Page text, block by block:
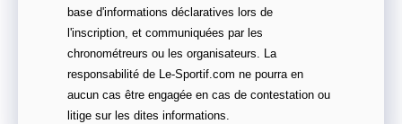
base d'informations déclaratives lors de
l'inscription, et communiquées par les
chronométreurs ou les organisateurs. La
responsabilité de Le-Sportif.com ne pourra en
aucun cas être engagée en cas de contestation ou
litige sur les dites informations.